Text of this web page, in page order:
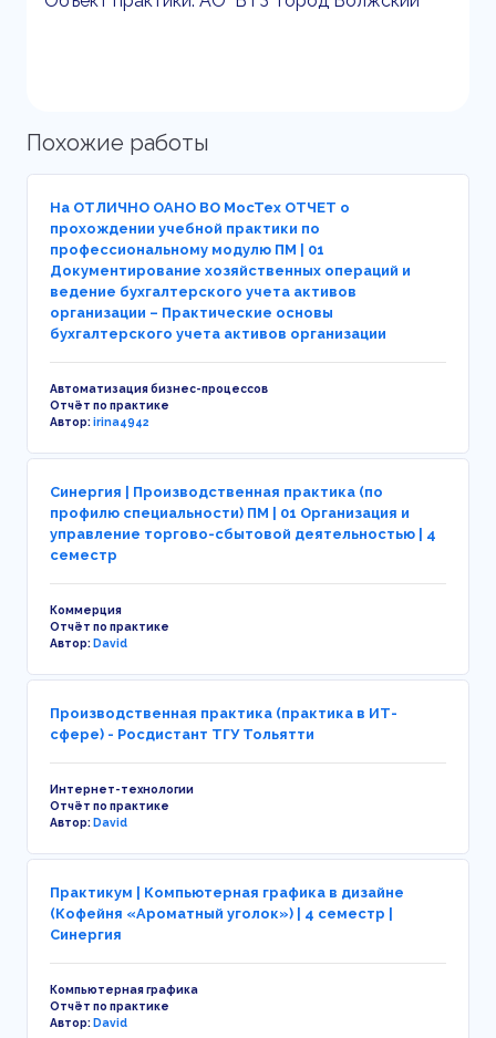
Похожие работы
На ОТЛИЧНО ОАНО ВО МосТех ОТЧЕТ о
прохождении учебной практики по
профессиональному модулю ПМ | 01
Документирование хозяйственных операций и
ведение бухгалтерского учета активов
организации – Практические основы
бухгалтерского учета активов организации
Автоматизация бизнес-процессов
Отчёт по практике
Автор:irina4942
Синергия | Производственная практика (по
профилю специальности) ПМ | 01 Организация и
управление торгово-сбытовой деятельностью | 4
семестр
Коммерция
Отчёт по практике
Автор:David
Производственная практика (практика в ИТ-
сфере) - Росдистант ТГУ Тольятти
Интернет-технологии
Отчёт по практике
Автор:David
Практикум | Компьютерная графика в дизайне
(Кофейня «Ароматный уголок») | 4 семестр |
Синергия
Компьютерная графика
Отчёт по практике
Автор:David